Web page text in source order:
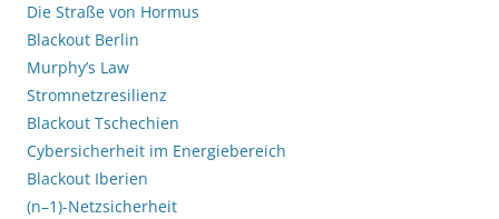
Die Straße von Hormus
Blackout Berlin
Murphy’s Law
Stromnetzresilienz
Blackout Tschechien
Cybersicherheit im Energiebereich
Blackout Iberien
(n–1)-Netzsicherheit